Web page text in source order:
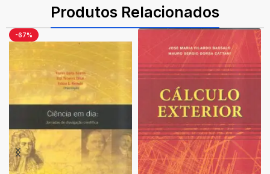
Produtos Relacionados
-67%